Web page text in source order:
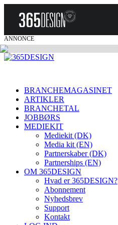
ANNONCE
BRANCHEMAGASINET
ARTIKLER
BRANCHETAL
JOBBØRS
MEDIEKIT
Mediekit (DK)
Media kit (EN)
Partnerskaber (DK)
Partnerships (EN)
OM 365DESIGN
Hvad er 365DESIGN?
Abonnement
Nyhedsbrev
Support
Kontakt